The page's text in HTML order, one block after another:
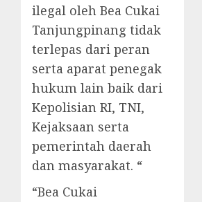
ilegal oleh Bea Cukai
Tanjungpinang tidak
terlepas dari peran
serta aparat penegak
hukum lain baik dari
Kepolisian RI, TNI,
Kejaksaan serta
pemerintah daerah
dan masyarakat. “
“Bea Cukai